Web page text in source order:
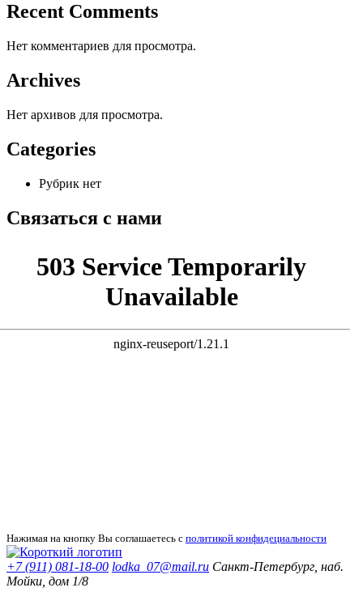
Recent Comments
Нет комментариев для просмотра.
Archives
Нет архивов для просмотра.
Categories
Рубрик нет
Связаться с нами
Нажимая на кнопку Вы соглашаетесь с политикой конфидециальности
+7 (911) 081-18-00 lodka_07@mail.ru Санкт-Петербург, наб.
Мойки, дом 1/8